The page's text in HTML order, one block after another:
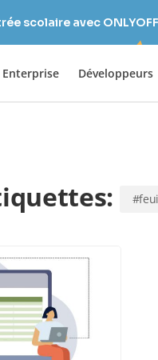
scolaire avec
Enterprise Développeurs